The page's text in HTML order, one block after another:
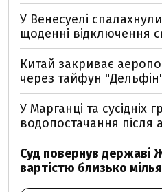
У Венесуелі
щоденні відключення
Китай закриває
через тайфун
У Марганці та сусідніх
водопостачання після
Суд повернув державі
вартістю близько